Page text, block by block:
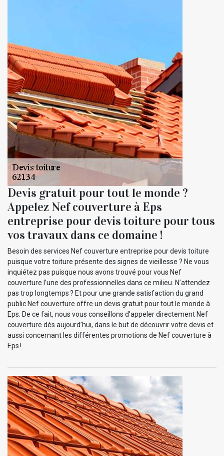
Devis gratuit pour tout le monde ?
Appelez Nef couverture à Eps
entreprise pour devis toiture pour tous
vos travaux dans ce domaine !
Besoin des services Nef couverture entreprise pour devis toiture
puisque votre toiture présente des signes de vieillesse ? Ne vous
inquiétez pas puisque nous avons trouvé pour vous Nef
couverture l’une des professionnelles dans ce milieu. N’attendez
pas trop longtemps ? Et pour une grande satisfaction du grand
public Nef couverture offre un devis gratuit pour tout le monde à
Eps. De ce fait, nous vous conseillons d’appeler directement Nef
couverture dès aujourd’hui, dans le but de découvrir votre devis et
aussi concernant les différentes promotions de Nef couverture à
Eps !